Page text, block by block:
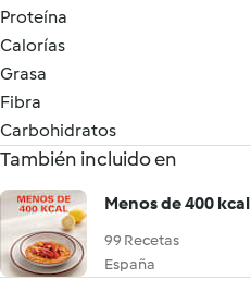
Proteína
Calorías
Grasa
Fibra
Carbohidratos
También incluido en
Menos de 400 kcal
99 Recetas
España